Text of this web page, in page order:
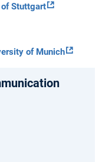
Stuttgart
of Munich